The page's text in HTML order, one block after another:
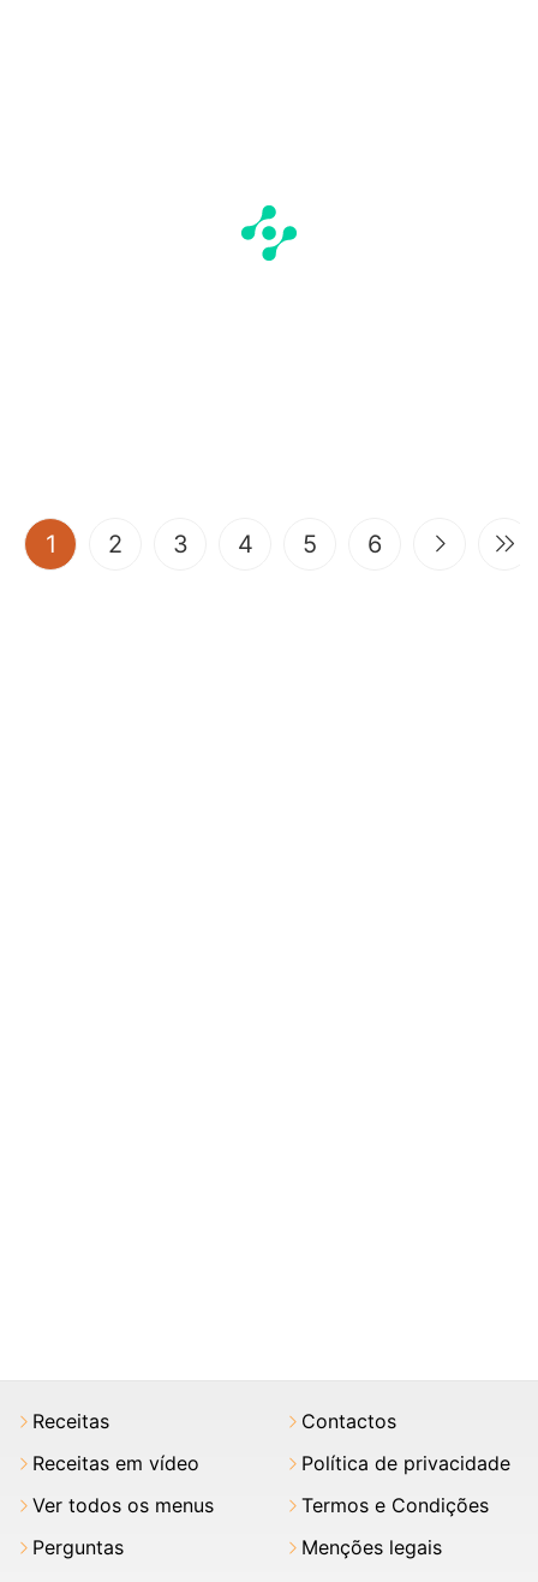
1 (current)
2 3 4 5 6
Receitas
Receitas em vídeo
Ver todos os menus
Perguntas
Contactos
Política de privacidade
Termos e Condições
Menções legais